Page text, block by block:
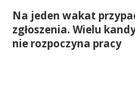
Na jeden wakat
zgłoszenia. Wielu
nie rozpoczyna pracy